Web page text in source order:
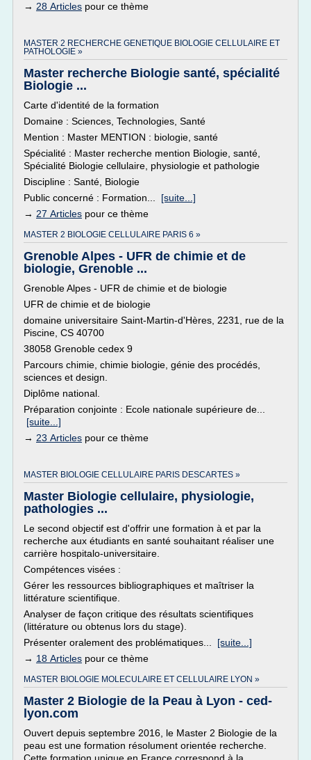
→ 28 Articles pour ce thème
MASTER 2 RECHERCHE GENETIQUE BIOLOGIE CELLULAIRE ET
PATHOLOGIE »
Master recherche Biologie santé, spécialité
Biologie ...
Carte d'identité de la formation
Domaine : Sciences, Technologies, Santé
Mention : Master MENTION : biologie, santé
Spécialité : Master recherche mention Biologie, santé,
Spécialité Biologie cellulaire, physiologie et pathologie
Discipline : Santé, Biologie
Public concerné : Formation... [suite...]
→ 27 Articles pour ce thème
MASTER 2 BIOLOGIE CELLULAIRE PARIS 6 »
Grenoble Alpes - UFR de chimie et de
biologie, Grenoble ...
Grenoble Alpes - UFR de chimie et de biologie
UFR de chimie et de biologie
domaine universitaire Saint-Martin-d'Hères, 2231, rue de la
Piscine, CS 40700
38058 Grenoble cedex 9
Parcours chimie, chimie biologie, génie des procédés,
sciences et design.
Diplôme national.
Préparation conjointe : Ecole nationale supérieure de...
[suite...]
→ 23 Articles pour ce thème
MASTER BIOLOGIE CELLULAIRE PARIS DESCARTES »
Master Biologie cellulaire, physiologie,
pathologies ...
Le second objectif est d'offrir une formation à et par la
recherche aux étudiants en santé souhaitant réaliser une
carrière hospitalo-universitaire.
Compétences visées :
Gérer les ressources bibliographiques et maîtriser la
littérature scientifique.
Analyser de façon critique des résultats scientifiques
(littérature ou obtenus lors du stage).
Présenter oralement des problématiques... [suite...]
→ 18 Articles pour ce thème
MASTER BIOLOGIE MOLECULAIRE ET CELLULAIRE LYON »
Master 2 Biologie de la Peau à Lyon - ced-
lyon.com
Ouvert depuis septembre 2016, le Master 2 Biologie de la
peau est une formation résolument orientée recherche.